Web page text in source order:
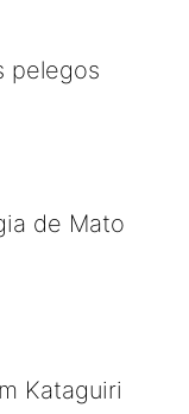
pelegos
de Mato
Kataguiri